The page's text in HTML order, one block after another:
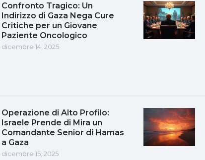
Confronto Tragico: Un
Indirizzo di Gaza Nega Cure
Critiche per un Giovane
Paziente Oncologico
dicembre 14, 2025
Operazione di Alto Profilo:
Israele Prende di Mira un
Comandante Senior di Hamas
a Gaza
dicembre 15, 2025